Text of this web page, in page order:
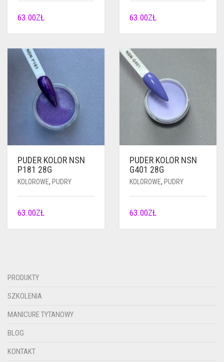
63.00ZŁ 63.00ZŁ
PUDER KOLOR NSN
P181 28G
KOLOROWE, PUDRY
63.00ZŁ
PUDER KOLOR NSN
G401 28G
KOLOROWE, PUDRY
63.00ZŁ
PRODUKTY
SZKOLENIA
MANICURE TYTANOWY
BLOG
KONTAKT